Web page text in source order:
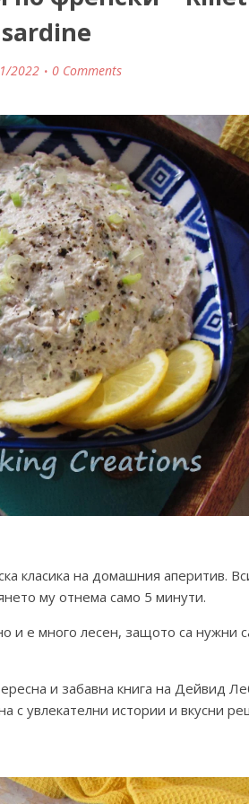
sardine
2022 0 Comments
класика на домашния аперитив.
му отнема само 5 минути.
и е много лесен, защото са нужни
и забавна книга на Дейвид
с увлекателни истории и вкусни